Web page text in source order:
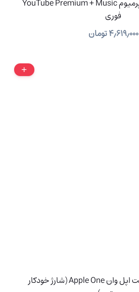
خرید اکانت یوتیوب پرمیوم YouTube Premium + Music
فوری
۴٫۶۱۹٫۰۰۰تومان
خرید اشتراک و اکانت اپل وان Apple One (شارژ خودکار